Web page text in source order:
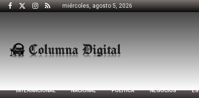
miércoles, agosto 5, 2026
INTERNACIONAL NACIONAL POLÍTICA NEGOCIOS